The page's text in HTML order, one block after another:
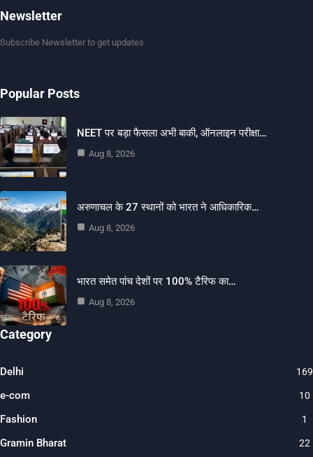
Newsletter
Subscribe Newsletter to get updates
Popular Posts
NEET पर बड़ा फैसला अभी बाकी, ऑनलाइन परीक्षा…
Aug 8, 2026
अरुणाचल के 27 स्थानों को भारत ने आधिकारिक…
Aug 8, 2026
भारत समेत पांच देशों पर 100% टैरिफ का…
Aug 8, 2026
Category
Delhi
e-com 10
Fashion 1
Gramin Bharat 22